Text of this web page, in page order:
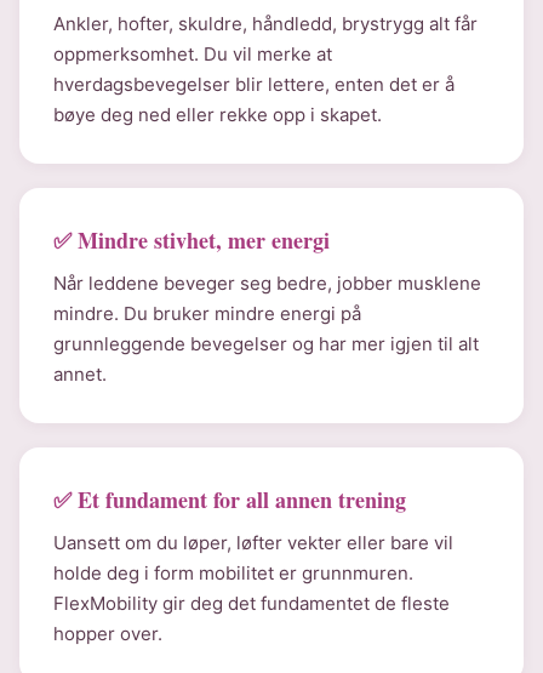
Ankler, hofter, skuldre, håndledd, brystrygg alt får
oppmerksomhet. Du vil merke at
hverdagsbevegelser blir lettere, enten det er å
bøye deg ned eller rekke opp i skapet.
✅ Mindre stivhet, mer energi
Når leddene beveger seg bedre, jobber musklene
mindre. Du bruker mindre energi på
grunnleggende bevegelser og har mer igjen til alt
annet.
✅ Et fundament for all annen trening
Uansett om du løper, løfter vekter eller bare vil
holde deg i form mobilitet er grunnmuren.
FlexMobility gir deg det fundamentet de fleste
hopper over.